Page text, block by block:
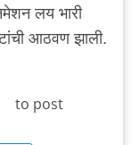
लय भारी
आठवण झाली.
to post